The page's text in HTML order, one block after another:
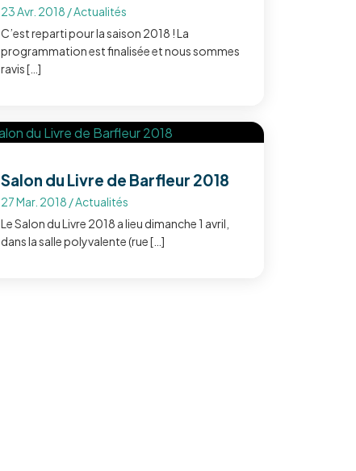
23 Avr. 2018 /Actualités
C’est reparti pour la saison 2018 ! La
programmation est finalisée et nous sommes
ravis […]
Salon du Livre de Barfleur 2018
27 Mar. 2018 /Actualités
Le Salon du Livre 2018 a lieu dimanche 1 avril,
dans la salle polyvalente (rue […]